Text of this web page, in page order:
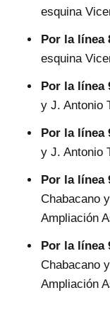
esquina
Por la línea
esquina
Por la línea
y J. Antonio
Por la línea
y J. Antonio
Por la línea
Chabacano
Ampliación
Por la línea
Chabacano
Ampliación